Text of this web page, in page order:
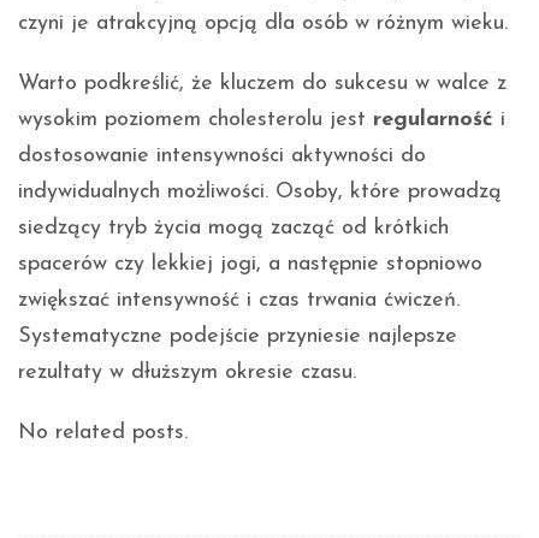
czyni je atrakcyjną opcją dla osób w różnym wieku.
Warto podkreślić, że kluczem do sukcesu w walce z
wysokim poziomem cholesterolu jest regularność i
dostosowanie intensywności aktywności do
indywidualnych możliwości. Osoby, które prowadzą
siedzący tryb życia mogą zacząć od krótkich
spacerów czy lekkiej jogi, a następnie stopniowo
zwiększać intensywność i czas trwania ćwiczeń.
Systematyczne podejście przyniesie najlepsze
rezultaty w dłuższym okresie czasu.
No related posts.